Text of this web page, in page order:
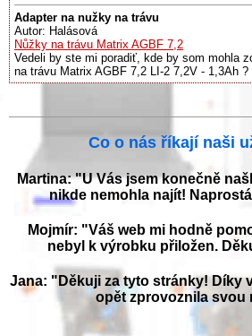
Adapter na nužky na trávu
Autor: Halásová
Nůžky na trávu Matrix AGBF 7,2
Vedeli by ste mi poradiť, kde by som mohla
na trávu Matrix AGBF 7,2 LI-2 7,2V - 1,3Ah ?
Co o nás říkají naši
Martina: "U Vás jsem konečně
nikde nemohla najít!
Mojmír: "Váš web mi hodně
nebyl k výrobku přiložen.
Jana: "Děkuji za tyto stránky! Díky
opět zprovoznila svou